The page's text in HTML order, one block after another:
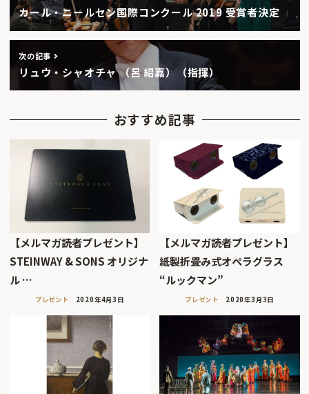
カール・ニールセン国際コンクール 2019 受賞者決定
次の記事
リュウ・シャオチャ （呂 紹嘉）（指揮）
おすすめ記事
【メルマガ読者プレゼント】
STEINWAY & SONS オリジナ
ル …
プレゼント 2020年4月3日
【メルマガ読者プレゼント】
紙製折畳み式オペラグラス
“ルックマン”
プレゼント 2020年3月3日